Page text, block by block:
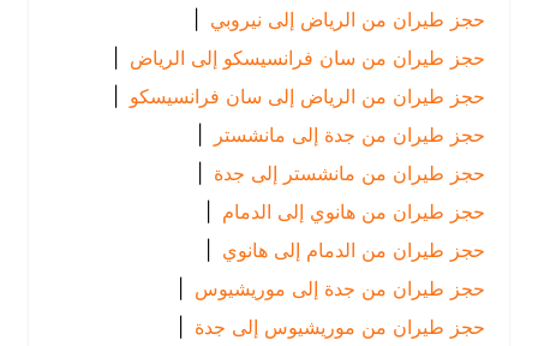
حجز طيران من الرياض إلى نيروبي |
حجز طيران من سان فرانسيسكو إلى الرياض
|
حجز طيران من الرياض إلى سان فرانسيسكو |
حجز طيران من جدة إلى مانشستر |
حجز طيران من مانشستر إلى جدة
حجز طيران من هانوي إلى الدمام
|
حجز طيران من الدمام إلى هانوي
|
حجز طيران من جدة إلى موريشيوس |
حجز طيران من موريشيوس إلى جدة